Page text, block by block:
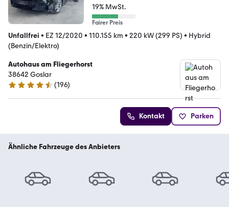
19% MwSt.
Fairer Preis
Unfallfrei • EZ 12/2020 • 110.155 km • 220 kW (299 PS) • Hybrid
(Benzin/Elektro)
Autohaus am Fliegerhorst
38642 Goslar
4.6 Sterne
(196)
Kontakt Parken
Ähnliche Fahrzeuge des Anbieters